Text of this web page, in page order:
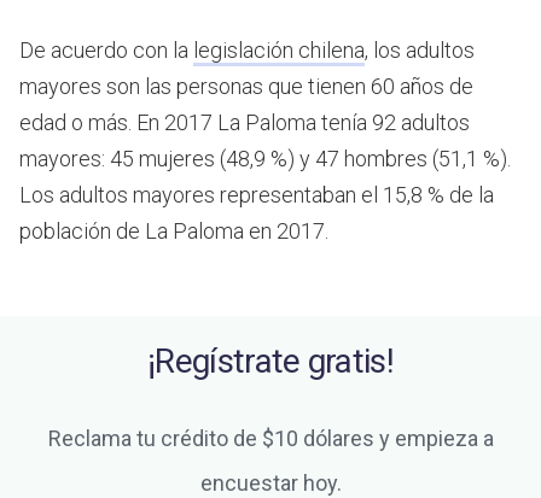
De acuerdo con la legislación chilena, los adultos
mayores son las personas que tienen 60 años de
edad o más. En 2017 La Paloma tenía 92 adultos
mayores: 45 mujeres (48,9 %) y 47 hombres (51,1 %).
Los adultos mayores representaban el 15,8 % de la
población de La Paloma en 2017.
¡Regístrate gratis!
Reclama tu crédito de $10 dólares y empieza a
encuestar hoy.